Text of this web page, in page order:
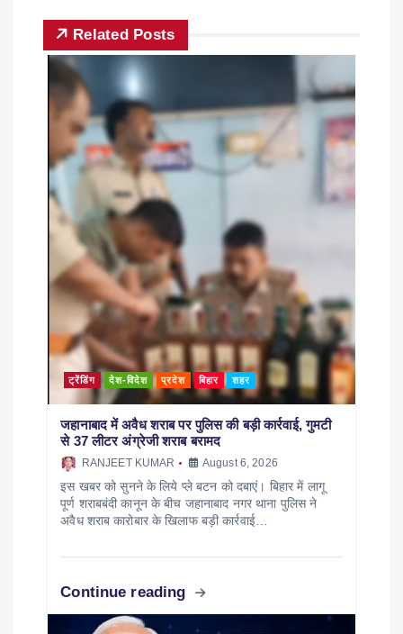
Related Posts
ट्रेंडिंग देश-विदेश प्रदेश बिहार शहर
जहानाबाद में अवैध शराब पर पुलिस की बड़ी कार्रवाई, गुमटी
से 37 लीटर अंग्रेजी शराब बरामद
RANJEET KUMAR August 6, 2026
इस खबर को सुनने के लिये प्ले बटन को दबाएं। बिहार में लागू
पूर्ण शराबबंदी कानून के बीच जहानाबाद नगर थाना पुलिस ने
अवैध शराब कारोबार के खिलाफ बड़ी कार्रवाई…
Continue reading